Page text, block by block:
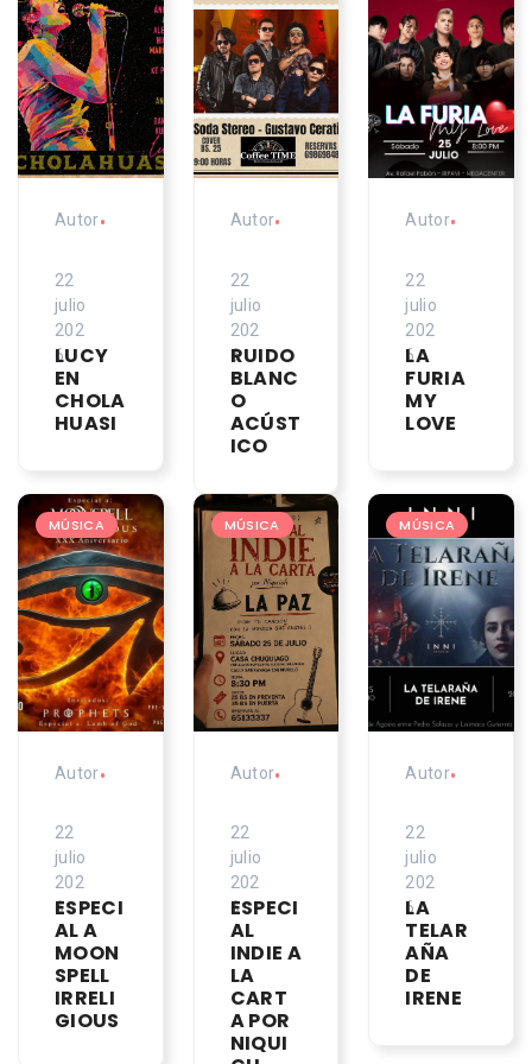
Autor•
22
julio
202
6
LUCY
EN
CHOLA
HUASI
Autor•
22
julio
202
6
RUIDO
BLANC
O
ACÚST
ICO
Autor•
22
julio
202
6
LA
FURIA
MY
LOVE
MÚSICA
Autor•
22
julio
202
6
ESPECI
AL A
MOON
SPELL
IRRELI
GIOUS
MÚSICA
Autor•
22
julio
202
6
ESPECI
AL
INDIE A
LA
CART
A POR
NIQUI
MÚSICA
Autor•
22
julio
202
6
LA
TELAR
AÑA
DE
IRENE